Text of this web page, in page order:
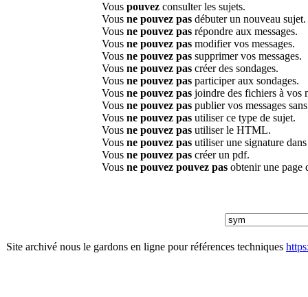
Vous pouvez consulter les sujets.
Vous ne pouvez pas débuter un nouveau sujet.
Vous ne pouvez pas répondre aux messages.
Vous ne pouvez pas modifier vos messages.
Vous ne pouvez pas supprimer vos messages.
Vous ne pouvez pas créer des sondages.
Vous ne pouvez pas participer aux sondages.
Vous ne pouvez pas joindre des fichiers à vos
Vous ne pouvez pas publier vos messages
Vous ne pouvez pas utiliser ce type de sujet.
Vous ne pouvez pas utiliser le HTML.
Vous ne pouvez pas utiliser une signature
Vous ne pouvez pas créer un pdf.
Vous ne pouvez pouvez pas obtenir une page
Site archivé nous le gardons en ligne pour références techniques